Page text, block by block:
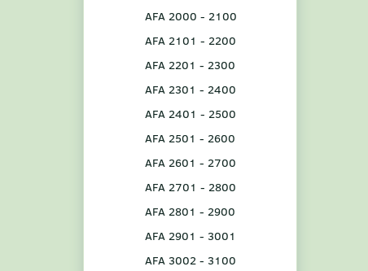
AFA 2000 - 2100
AFA 2101 - 2200
AFA 2201 - 2300
AFA 2301 - 2400
AFA 2401 - 2500
AFA 2501 - 2600
AFA 2601 - 2700
AFA 2701 - 2800
AFA 2801 - 2900
AFA 2901 - 3001
AFA 3002 - 3100